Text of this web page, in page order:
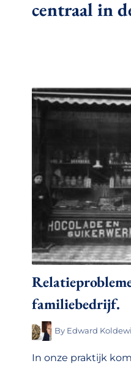
centraal in
familiebedrijf.
By Edward
In onze praktijk